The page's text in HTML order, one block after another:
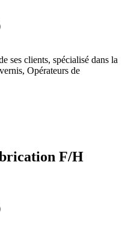
ses clients, spécialisé dans la
Opérateurs de
F/H